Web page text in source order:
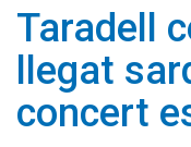
Taradell
llegat
concert